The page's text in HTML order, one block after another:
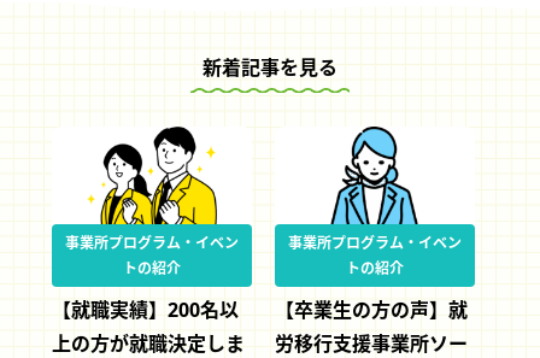
新着記事を見る
事業所プログラム・イベン
トの紹介
【就職実績】200名以
上の方が就職決定しま
事業所プログラム・イベン
トの紹介
【卒業生の方の声】就
労移行支援事業所ソー